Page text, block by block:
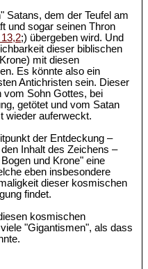
Satans, dem der Teufel am
und sogar seinen Thron
;) übergeben wird. Und
dieser biblischen
mit diesen
Es könnte also ein
Antichristen sein. Dieser
vom Sohn Gottes, bei
getötet und vom Satan
wieder auferweckt.
der Entdeckung –
Inhalt des Zeichens –
und Krone" eine
eben insbesondere
dieser kosmischen
findet.
kosmischen
"Gigantismen", als dass